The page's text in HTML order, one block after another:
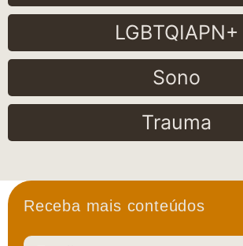
LGBTQIAPN+
Sono
Trauma
Receba mais conteúdos